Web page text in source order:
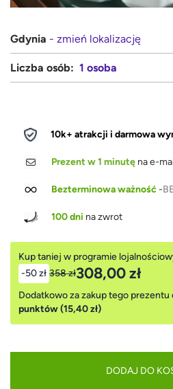
Gdynia - zmień lokalizację
Liczba osób: 1 osoba
10k+ atrakcji i darmowa
Prezent w 1 minutę na e-
Bezterminowa ważność-
100 dni na zwrot
Kup taniej w programie
-50 zł 358 zł308,00 zł
Dodatkowo za zakup tego prezentu
punktów (15,40 zł)
DODAJ DO